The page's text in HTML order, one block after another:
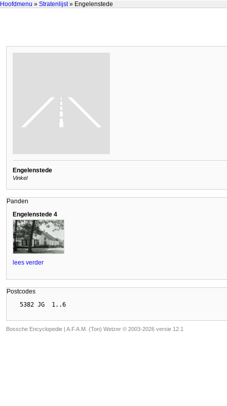
Hoofdmenu » Stratenlijst» Engelenstede
Engelenstede
Vinkel
Panden
Engelenstede 4
lees verder
Postcodes
Bossche Encyclopedie | A.F.A.M. (Ton) Wetzer © 2003-2026 versie 12.1